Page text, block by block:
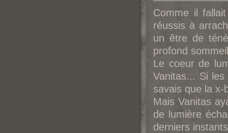
Comme il
réussis à
un être de
profond
Le coeur de
Vanitas... Si
savais que la x-
Mais Vanitas
de lumière
derniers